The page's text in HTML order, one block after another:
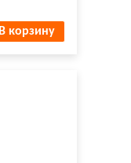
В корзину